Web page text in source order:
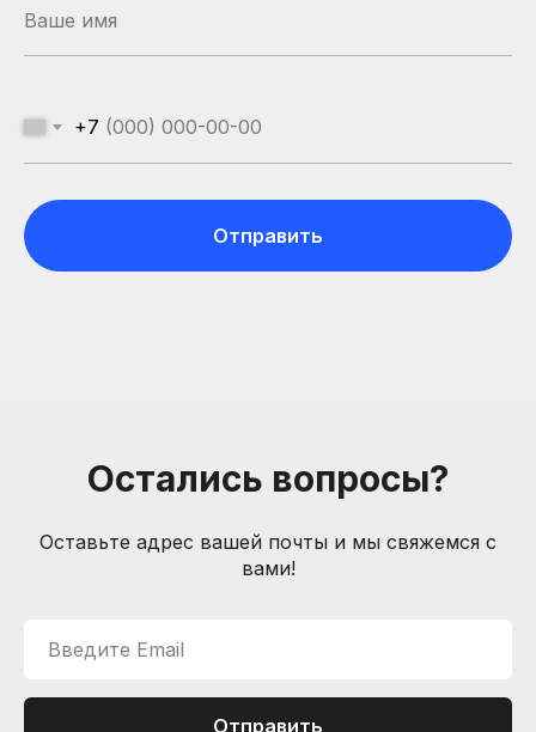
+7
Отправить
Остались вопросы?
Оставьте адрес вашей почты и мы свяжемся с
вами!
Введите Email
Отправить
Услуги гитарного мастера
Информация
Пользовательское соглашение
партнеры
Санкт-Петербург, Большой пр. П.С., 41Б
Контакты